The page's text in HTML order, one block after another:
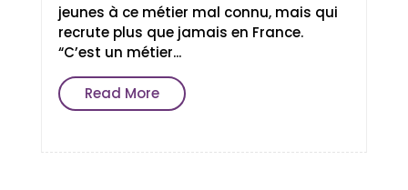
jeunes à ce métier mal connu, mais qui
recrute plus que jamais en France.
“C’est un métier...
Read More